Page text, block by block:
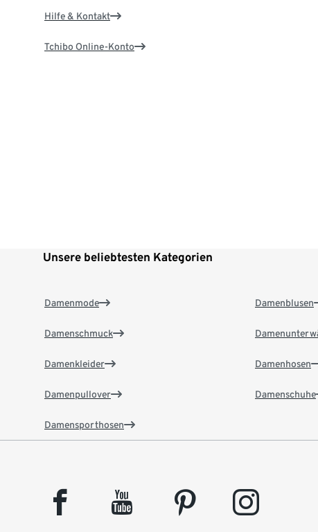
Hilfe & Kontakt
Tchibo Online-Konto
Unsere beliebtesten Kategorien
Damenmode
Damenschmuck
Damenkleider
Damenpullover
Damensporthosen
Damenblusen
Damenhosen
Damenschuhe
facebook youtube pinterest instagram